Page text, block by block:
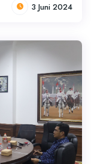
3 Juni 2024